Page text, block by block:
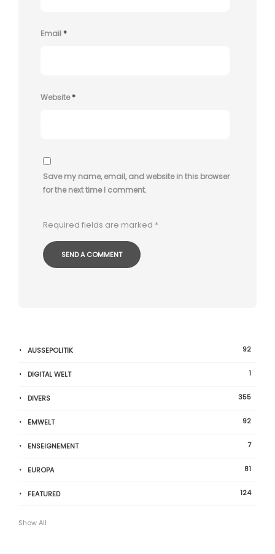
Email*
Website*
Save my name, email, and website in this browser
for the next time I comment.
Required fields are marked *
AUSSEPOLITIK 92
DIGITAL WELT 1
DIVERS 355
ËMWELT 92
ENSEIGNEMENT 7
EUROPA 81
FEATURED 124
Show All